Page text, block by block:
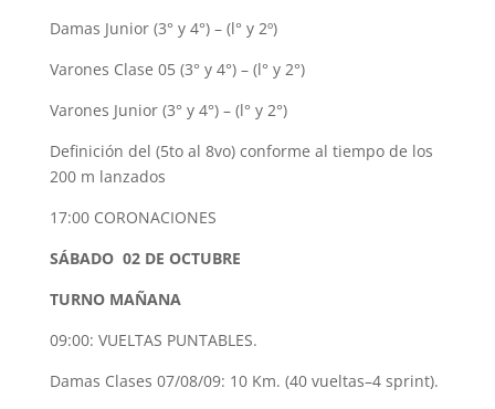
Damas Junior (3° y 4°) – (l° y 2º)
Varones Clase 05 (3° y 4°) – (l° y 2°)
Varones Junior (3° y 4°) – (l° y 2°)
Definición del (5to al 8vo) conforme al tiempo de los
200 m lanzados
17:00 CORONACIONES
SÁBADO 02 DE OCTUBRE
TURNO MAÑANA
09:00: VUELTAS PUNTABLES.
Damas Clases 07/08/09: 10 Km. (40 vueltas–4 sprint).